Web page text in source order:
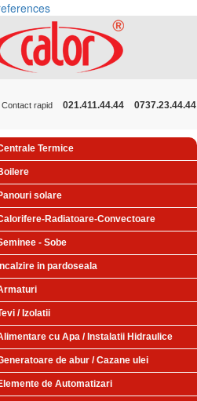
Contact rapid 021.411.44.44 0737.23.44.44
Termice
solare
Radiatoare-Convectoare
- Sobe
Incalzire in pardoseala
/ Izolatii
cu Apa / Instalatii Hidraulice
de abur / Cazane ulei
de Automatizari